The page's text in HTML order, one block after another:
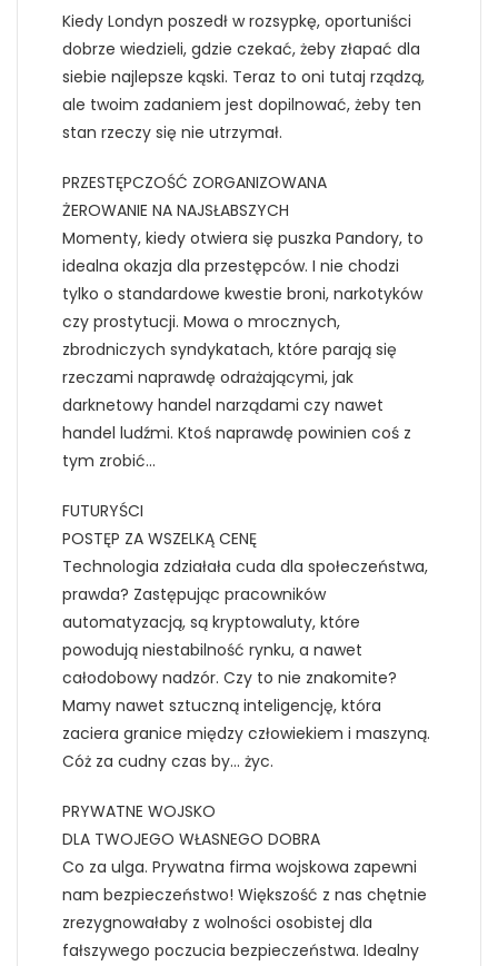
Kiedy Londyn poszedł w rozsypkę, oportuniści
dobrze wiedzieli, gdzie czekać, żeby złapać dla
siebie najlepsze kąski. Teraz to oni tutaj rządzą,
ale twoim zadaniem jest dopilnować, żeby ten
stan rzeczy się nie utrzymał.
PRZESTĘPCZOŚĆ ZORGANIZOWANA
ŻEROWANIE NA NAJSŁABSZYCH
Momenty, kiedy otwiera się puszka Pandory, to
idealna okazja dla przestępców. I nie chodzi
tylko o standardowe kwestie broni, narkotyków
czy prostytucji. Mowa o mrocznych,
zbrodniczych syndykatach, które parają się
rzeczami naprawdę odrażającymi, jak
darknetowy handel narządami czy nawet
handel ludźmi. Ktoś naprawdę powinien coś z
tym zrobić…
FUTURYŚCI
POSTĘP ZA WSZELKĄ CENĘ
Technologia zdziałała cuda dla społeczeństwa,
prawda? Zastępując pracowników
automatyzacją, są kryptowaluty, które
powodują niestabilność rynku, a nawet
całodobowy nadzór. Czy to nie znakomite?
Mamy nawet sztuczną inteligencję, która
zaciera granice między człowiekiem i maszyną.
Cóż za cudny czas by… życ.
PRYWATNE WOJSKO
DLA TWOJEGO WŁASNEGO DOBRA
Co za ulga. Prywatna firma wojskowa zapewni
nam bezpieczeństwo! Większość z nas chętnie
zrezygnowałaby z wolności osobistej dla
fałszywego poczucia bezpieczeństwa. Idealny